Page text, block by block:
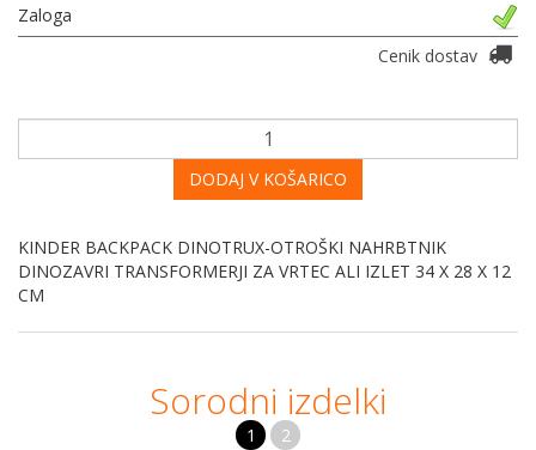
Zaloga
Cenik dostav
DODAJ V KOŠARICO
KINDER BACKPACK DINOTRUX-OTROŠKI NAHRBTNIK
DINOZAVRI TRANSFORMERJI ZA VRTEC ALI IZLET 34 X 28 X 12
CM
Sorodni izdelki
1 2